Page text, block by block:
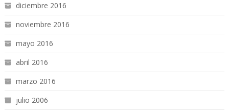
diciembre 2016
noviembre 2016
mayo 2016
abril 2016
marzo 2016
julio 2006